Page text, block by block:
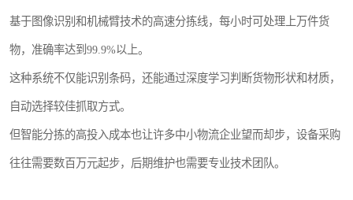
基于图像识别和机械臂技术的高速分拣线，每小时可处理上万件货
物，准确率达到99.9%以上。
这种系统不仅能识别条码，还能通过深度学习判断货物形状和材质，
自动选择较佳抓取方式。
但智能分拣的高投入成本也让许多中小物流企业望而却步，设备采购
往往需要数百万元起步，后期维护也需要专业技术团队。